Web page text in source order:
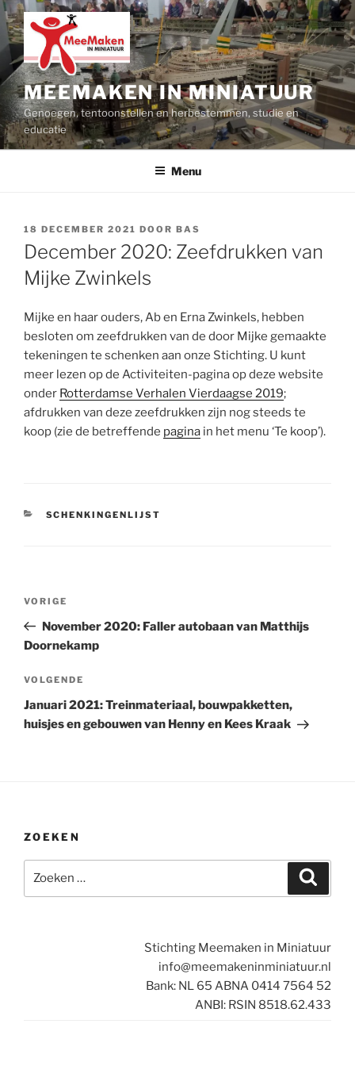
Ga
naar
de
inhoud
MEEMAKEN IN MINIATUUR
Genoegen, tentoonstellen en herbestemmen, studie en
educatie
Menu
GEPLAATST
OP
18 DECEMBER 2021 DOOR BAS
December 2020: Zeefdrukken van
Mijke Zwinkels
Mijke en haar ouders, Ab en Erna Zwinkels, hebben
besloten om zeefdrukken van de door Mijke gemaakte
tekeningen te schenken aan onze Stichting. U kunt
meer lezen op de Activiteiten-pagina op deze website
onder Rotterdamse Verhalen Vierdaagse 2019;
afdrukken van deze zeefdrukken zijn nog steeds te
koop (zie de betreffende pagina in het menu ‘Te koop’).
CATEGORIEËN
SCHENKINGENLIJST
Vorig
bericht
VORIGE
November 2020: Faller autobaan van Matthijs
Doornekamp
Volgend
bericht
VOLGENDE
Januari 2021: Treinmateriaal, bouwpakketten,
huisjes en gebouwen van Henny en Kees Kraak
ZOEKEN
naar:
Stichting Meemaken in Miniatuur
info@meemakeninminiatuur.nl
Bank: NL 65 ABNA 0414 7564 52
ANBI: RSIN 8518.62.433